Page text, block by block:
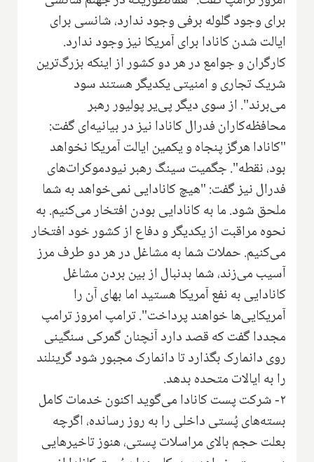
برای وجود گلوله برفی وجود ندارد، شانسی برای
ایالت شدن کانادا برای آمریکا نیز وجود ندارد.
کارگران و جوامع در هر دو کشور از اینکه بزرگ‌ترین
شریک تجاری و امنیتی یکدیگر هستند سود
می‌برند". از سوی دیگر پی‌یر پولیور رهبر
محافظه‌کاران فدرال کانادا نیز در بیانیه‌ای گفت:
"کانادا هرگز پنجاه و یکمین ایالت آمریکا نخواهد
بود، نقطه". جگمیت سینگ رهبر نیودموکرات‌های
فدرال نیز گفت: "هیچ کانادایی نمی‌خواهد به شما
ملحق شود. ما به کانادایی بودن افتخار می‌کنیم. به
نحوه مراقبت از یکدیگر و دفاع از کشور خود افتخار
می‌کنیم. حملات شما به مشاغل در هر دو طرف مرز
آسیب می‌زند، شما بدنبال از بین بردن مشاغل
کانادایی به نفع آمریکا هستید اما بهای آن را
آمریکایی‌ها خواهند پرداخت". ترامپ امروز ترامپ
مجددا گفت که قصد دارد آنچنان گمرکی سنگینی
روی دانمارک بگذارد تا دانمارک مجبور شود گرینلند
را به ایالات متحده بدهد.
۲- شرکت پست کانادا می‌گوید اکنون خدمات کامل
بسته‌های پُستی داخلی را به روز رسانده، اگرچه
بعلت حجم بالای مراسلات پستی، هنوز تاخیرهایی